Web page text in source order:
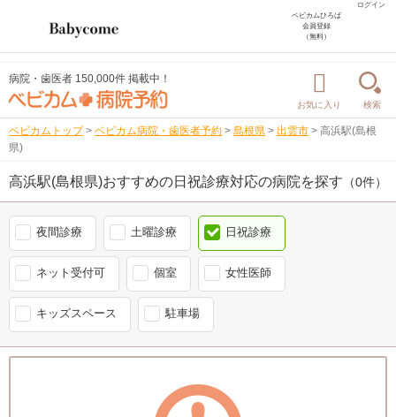
ログイン
ベビカムひろば
会員登録
（無料）
病院・歯医者 150,000件 掲載中！
お気に入り 検索
ベビカムトップ > ベビカム病院・歯医者予約 > 島根県 > 出雲市 > 高浜駅(島根
県)
高浜駅(島根県)おすすめの日祝診療対応の病院を探す （0件）
夜間診療 土曜診療 日祝診療
ネット受付可 個室 女性医師
キッズスペース 駐車場